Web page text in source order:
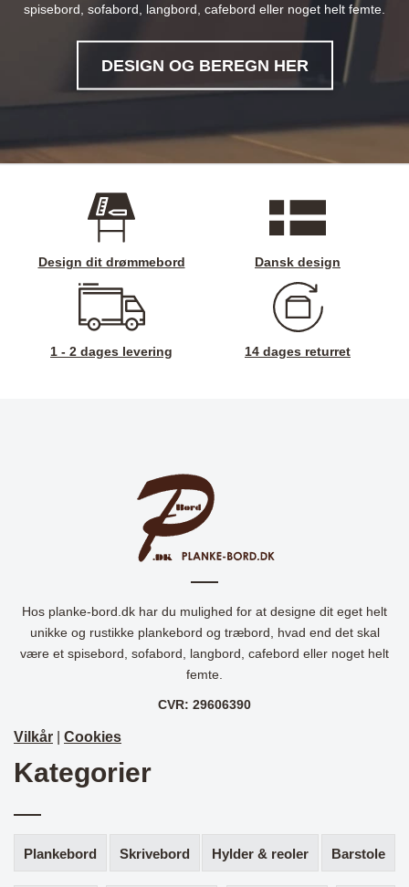
spisebord, sofabord, langbord, cafebord eller noget helt femte.
DESIGN OG BEREGN HER
Design dit drømmebord Dansk design
1 - 2 dages levering 14 dages returret
Hos planke-bord.dk har du mulighed for at designe dit eget helt
unikke og rustikke plankebord og træbord, hvad end det skal
være et spisebord, sofabord, langbord, cafebord eller noget helt
femte.
CVR: 29606390
Vilkår Cookies
Kategorier
Plankebord Skrivebord Hylder & reoler Barstole